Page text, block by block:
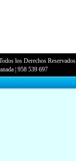
los Derechos Reservados.
|958 539 697